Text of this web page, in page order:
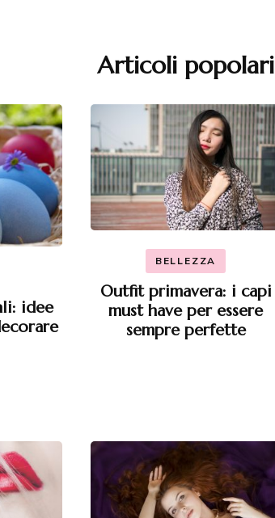
Articoli popolari
idee
BELLEZZA
Outfit primavera: i capi
must have per essere
sempre perfette